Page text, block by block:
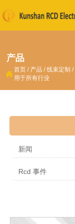
产品
 首页 / 产品 /线束定制 /
用于所有行业
新闻
Rcd 事件